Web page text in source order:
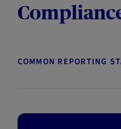
COMMON REPORTING